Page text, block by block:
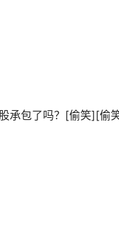
承包了吗？[偷笑][偷